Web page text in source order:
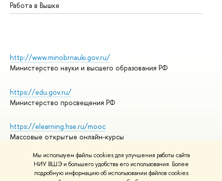
Мы используем файлы cookies для улучшения работы сайта
НИУ ВШЭ и большего удобства его использования. Более
подробную информацию об использовании файлов cookies
Работа в Вышке
http://www.minobrnauki.gov.ru/
Министерство науки и высшего образования РФ
https://edu.gov.ru/
Министерство просвещения РФ
https://elearning.hse.ru/mooc
Массовые открытые онлайн-курсы
© НИУ ВШЭ 1993–2026 Адреса и контакты